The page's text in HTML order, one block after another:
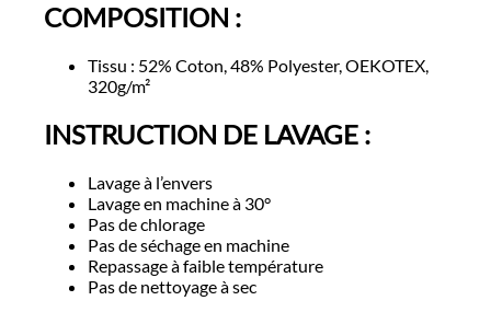
COMPOSITION :
Tissu : 52% Coton, 48% Polyester, OEKOTEX,
320g/m²
INSTRUCTION DE LAVAGE :
Lavage à l’envers
Lavage en machine à 30°
Pas de chlorage
Pas de séchage en machine
Repassage à faible température
Pas de nettoyage à sec